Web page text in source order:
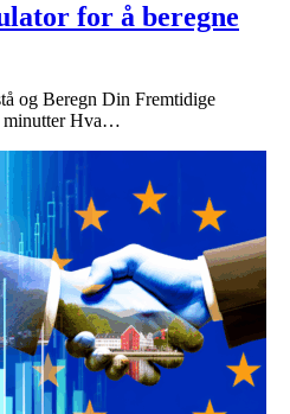
for å beregne
og Beregn Din Fremtidige
minutter Hva…